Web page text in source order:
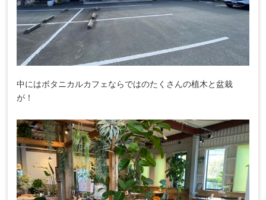
中にはボタニカルカフェならではのたくさんの植木と盆栽
が！